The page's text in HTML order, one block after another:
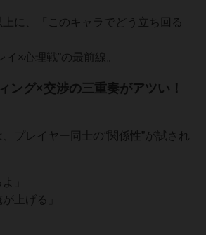
上に、「このキャラでどう立ち回る
イ×心理戦”の最前線。
ング×交渉の三重奏がアツい！
プレイヤー同士の“関係性”が試され
」
上げる」